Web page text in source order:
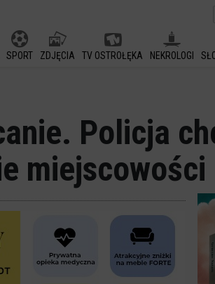
SPORT ZDJĘCIA TV OSTROŁĘKA NEKROLOGI
Policja
miejscowości